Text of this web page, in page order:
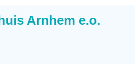
Arnhem e.o.